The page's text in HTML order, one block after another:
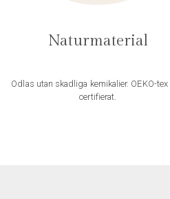
Naturmaterial
Odlas utan skadliga kemikalier. OEKO-tex
certifierat.